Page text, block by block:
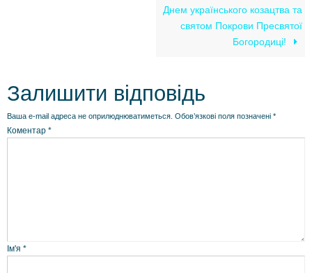
Днем українського козацтва та
святом Покрови Пресвятої
Богородиці!
Залишити відповідь
Ваша e-mail адреса не оприлюднюватиметься. Обов’язкові поля позначені *
Коментар *
Ім'я *